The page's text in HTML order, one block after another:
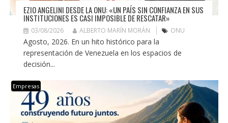
EZIO ANGELINI DESDE LA ONU: «UN PAÍS SIN CONFIANZA EN SUS
INSTITUCIONES ES CASI IMPOSIBLE DE RESCATAR»
03/08/2026 ALBERTO MARÍN MORÁN ONU
Agosto, 2026. En un hito histórico para la
representación de Venezuela en los espacios de
decisión...
Empresas